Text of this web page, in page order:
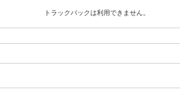
トラックバックは利用できません。